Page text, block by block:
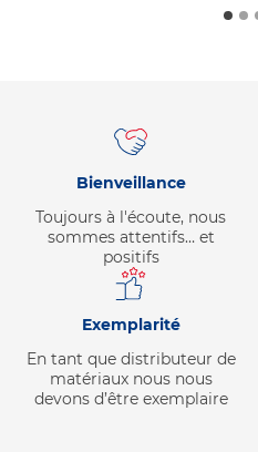
Bienveillance
Toujours à l'écoute, nous
sommes attentifs… et
positifs
Exemplarité
En tant que distributeur de
matériaux nous nous
devons d’être exemplaire